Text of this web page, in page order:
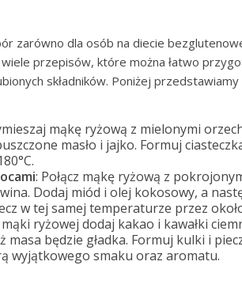
zarówno dla osób na diecie
przepisów, które można łatwo
składników. Poniżej
mąkę ryżową z mielonymi
masło i jajko. Formuj
: Połącz mąkę ryżową z
Dodaj miód i olej kokosowy, a
w tej samej temperaturze przez
ryżowej dodaj kakao i kawałki
masa będzie gładka. Formuj kulki i
wyjątkowego smaku oraz aromatu.